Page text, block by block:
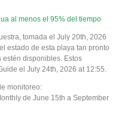
al menos el 95% del tiempo
tomada el July 20th, 2026
estado de esta playa tan pronto
disponibles. Estos
el July 24th, 2026 at 12:55.
monitoreo:
de June 15th a September